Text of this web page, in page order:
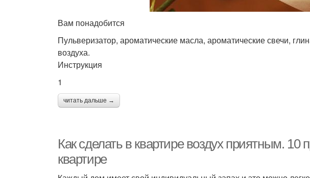
Вам понадобится
Пульверизатор, ароматические масла, ароматические свечи,
воздуха.
Инструкция
1
читать дальше →
Как сделать в квартире воздух приятным. 10
квартире